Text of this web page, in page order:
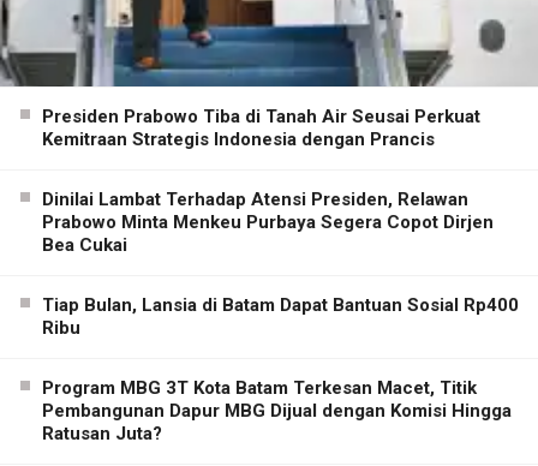
Presiden Prabowo Tiba di Tanah Air Seusai Perkuat
Kemitraan Strategis Indonesia dengan Prancis
Dinilai Lambat Terhadap Atensi Presiden, Relawan
Prabowo Minta Menkeu Purbaya Segera Copot Dirjen
Bea Cukai
Tiap Bulan, Lansia di Batam Dapat Bantuan Sosial Rp400
Ribu
Program MBG 3T Kota Batam Terkesan Macet, Titik
Pembangunan Dapur MBG Dijual dengan Komisi Hingga
Ratusan Juta?